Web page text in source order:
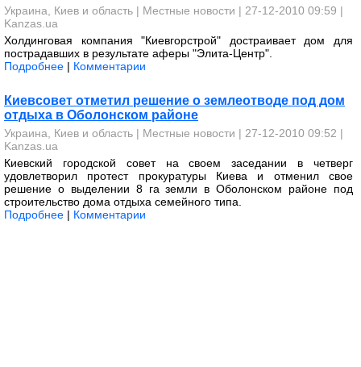
Украина, Киев и область | Местные новости | 27-12-2010 09:59 |
Kanzas.ua
Холдинговая компания "Киевгорстрой" достраивает дом для
пострадавших в результате аферы "Элита-Центр".
Подробнее | Комментарии
Киевсовет отметил решение о землеотводе под дом
отдыха в Оболонском районе
Украина, Киев и область | Местные новости | 27-12-2010 09:52 |
Kanzas.ua
Киевский городской совет на своем заседании в четверг
удовлетворил протест прокуратуры Киева и отменил свое
решение о выделении 8 га земли в Оболонском районе под
строительство дома отдыха семейного типа.
Подробнее | Комментарии